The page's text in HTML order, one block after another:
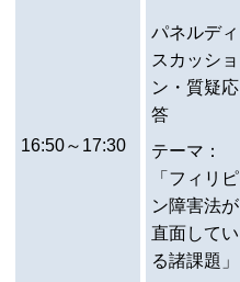
16:50～17:30
パネルディ
スカッショ
ン・質疑応
答
テーマ：
「フィリピ
ン障害法が
直面してい
る諸課題」